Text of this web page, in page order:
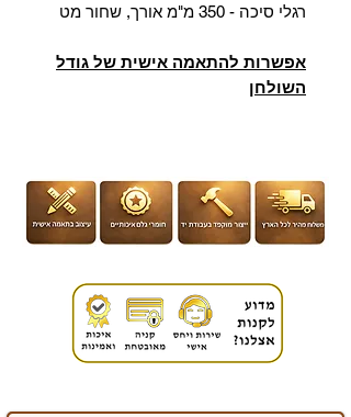
רגלי סיכה - 350 מ"מ אורך, שחור מט
אפשרות להתאמה אישית של גודל
השולחן